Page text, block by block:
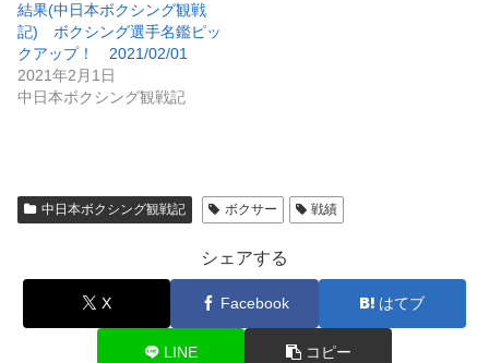
結果(中日本ボクシング観戦
記) ボクシング選手名鑑ピッ
クアップ！ 2021/02/01
2021年2月1日
中日本ボクシング観戦記
中日本ボクシング観戦記 ボクサー 戦績
シェアする
X Facebook はてブ
LINE コピー